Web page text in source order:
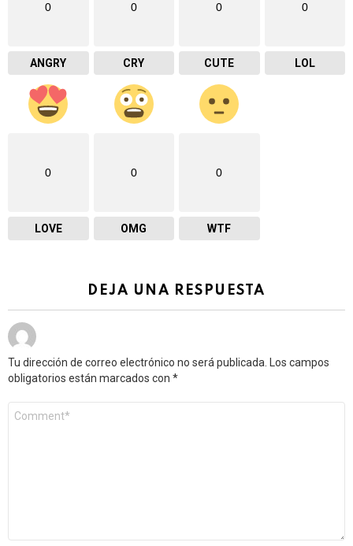
0
ANGRY
0
CRY
0
CUTE
0
LOL
0
LOVE
0
OMG
0
WTF
DEJA UNA RESPUESTA
Tu dirección de correo electrónico no será publicada.
Los campos
obligatorios están marcados con *